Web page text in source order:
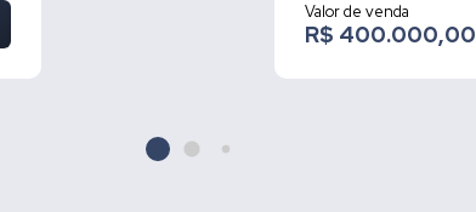
Valor de venda
R$ 400.000,00